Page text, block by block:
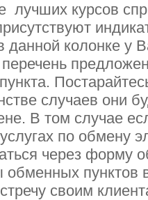
лучших курсов
данной колонке у
случаев они
В том случае
по обмену
через форму
пунктов
своим